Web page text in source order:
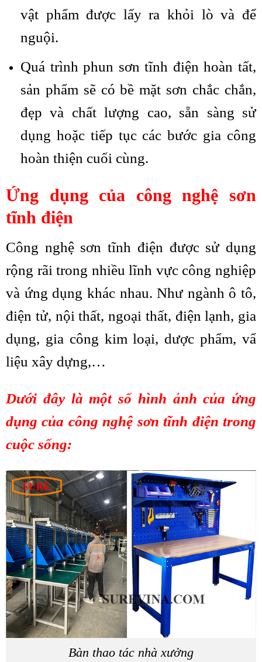
vật phẩm được lấy ra khỏi lò và để
nguội.
Quá trình phun sơn tĩnh điện hoàn tất,
sản phẩm sẽ có bề mặt sơn chắc chắn,
đẹp và chất lượng cao, sẵn sàng sử
dụng hoặc tiếp tục các bước gia công
hoàn thiện cuối cùng.
Ứng dụng của công nghệ sơn
tĩnh điện
Công nghệ sơn tĩnh điện được sử dụng
rộng rãi trong nhiều lĩnh vực công nghiệp
và ứng dụng khác nhau. Như ngành ô tô,
điện tử, nội thất, ngoại thất, điện lạnh, gia
dụng, gia công kim loại, dược phẩm, vẩ
liệu xây dựng,…
Dưới đây là một số hình ảnh của ứng
dụng của công nghệ sơn tĩnh điện trong
cuộc sống:
Bàn thao tác nhà xưởng